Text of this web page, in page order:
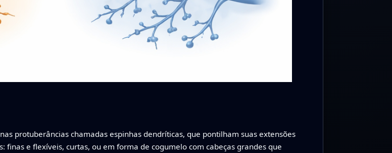
protuberâncias chamadas espinhas dendríticas, que pontilham suas extensões
finas e flexíveis, curtas, ou em forma de cogumelo com cabeças grandes que